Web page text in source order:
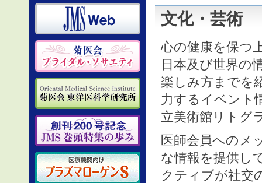
文化・芸術
心の健康を保つ
日本及び世界の
楽しみ方までを
力するイベント
立美術館リトグ
医師会員へのメ
な情報を提供し
クティブが社交